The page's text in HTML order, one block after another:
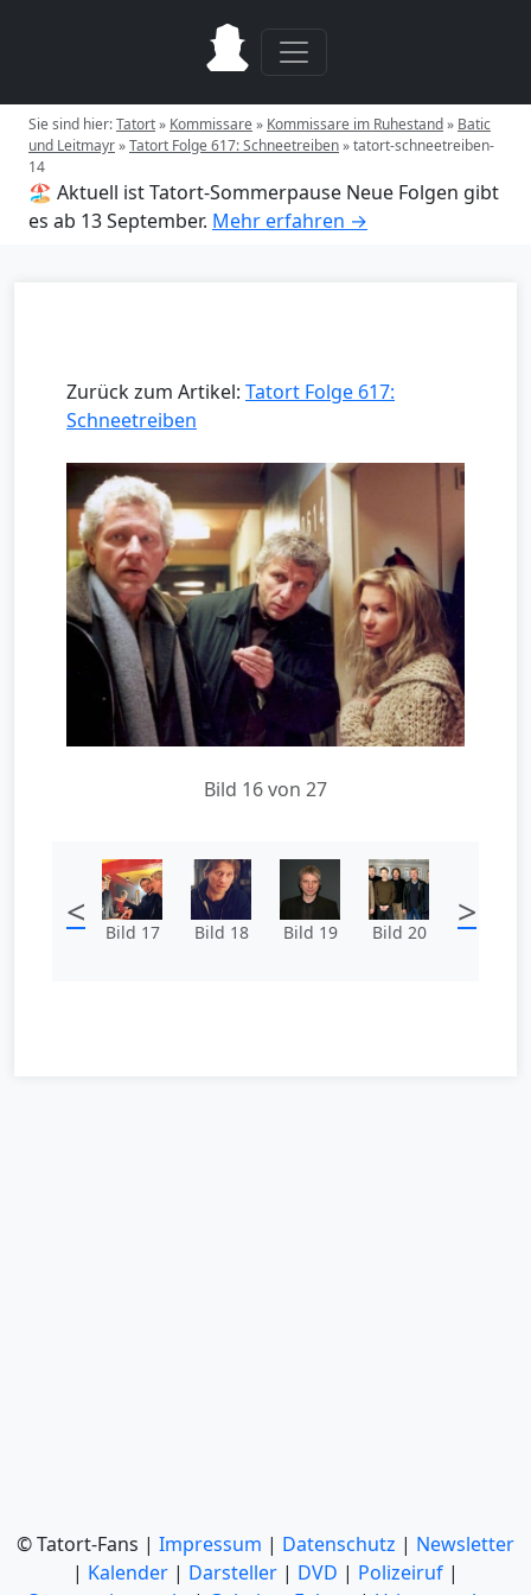
Sie sind hier:Tatort» Kommissare» Kommissare im Ruhestand» Batic
und Leitmayr»Tatort Folge 617: Schneetreiben»tatort-schneetreiben-
14
🏖️ Aktuell ist Tatort-Sommerpause Neue Folgen gibt
es ab 13 September. Mehr erfahren →
Zurück zum Artikel: Tatort Folge 617:
Schneetreiben
Bild 16 von 27
< Bild 17 Bild 18 Bild 19 Bild 20 >
© Tatort-Fans | Impressum | Datenschutz | Newsletter
| Kalender | Darsteller | DVD | Polizeiruf |